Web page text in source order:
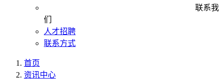
联系我
们
人才招聘
联系方式
首页
资讯中心